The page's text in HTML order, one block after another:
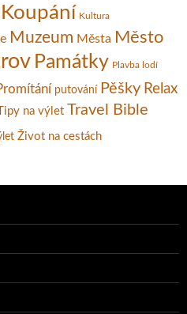
Koupání Kultura
Muzeum Města Město
Památky Plavba lodí
putování Pěšky Relax
Tipy na výlet Travel Bible
Život na cestách